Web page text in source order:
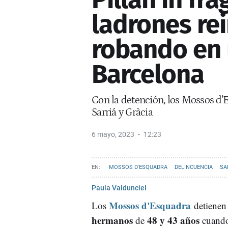
ladrones
robando
Barcelona
Con la detención, los Mossos
Sarriá y Gràcia
6 mayo, 2023 12:23
MOSSOS D'ESQUADRA DELINCUENCIA
Paula Valdunciel
Los Mossos d'Esquadra
hermanos de 48 y 43 años